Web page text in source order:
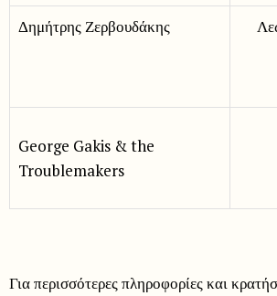
Δημήτρης Ζερβουδάκης
George Gakis & the
Troublemakers
Για περισσότερες πληροφορίες και